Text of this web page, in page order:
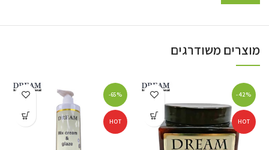
מוצרים משודרגים
-42%
HOT
-65%
HOT